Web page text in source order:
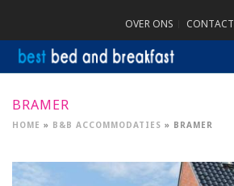
OVER ONS CONTACT
BRAMER
HOME » B&B ACCOMMODATIES » BRAMER